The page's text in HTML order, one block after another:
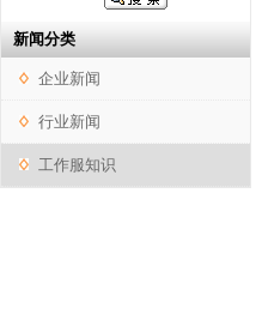
新闻分类
企业新闻
行业新闻
工作服知识